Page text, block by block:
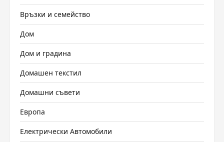
Връзки и семейство
Дом
Дом и градина
Домашен текстил
Домашни съвети
Европа
Електрически Автомобили